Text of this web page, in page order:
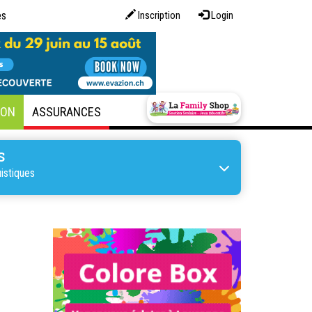
Inscription Login
ASSURANCES